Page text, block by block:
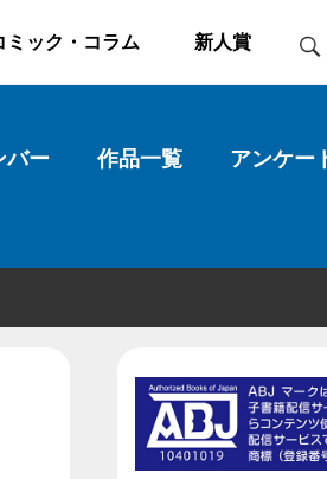
ミック・コラム 新人賞
バー 作品一覧 アンケー